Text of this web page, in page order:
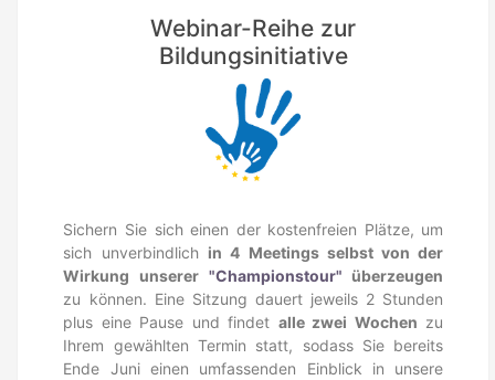
Webinar-Reihe zur
Bildungsinitiative
Sichern Sie sich einen der kostenfreien Plätze, um
sich unverbindlich in 4 Meetings selbst von der
Wirkung unserer "Championstour" überzeugen
zu können. Eine Sitzung dauert jeweils 2 Stunden
plus eine Pause und findet alle zwei Wochen zu
Ihrem gewählten Termin statt, sodass Sie bereits
Ende Juni einen umfassenden Einblick in unsere